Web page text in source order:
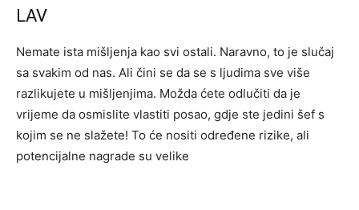
LAV
Nemate ista mišljenja kao svi ostali. Naravno, to je slučaj
sa svakim od nas. Ali čini se da se s ljudima sve više
razlikujete u mišljenjima. Možda ćete odlučiti da je
vrijeme da osmislite vlastiti posao, gdje ste jedini šef s
kojim se ne slažete! To će nositi određene rizike, ali
potencijalne nagrade su velike